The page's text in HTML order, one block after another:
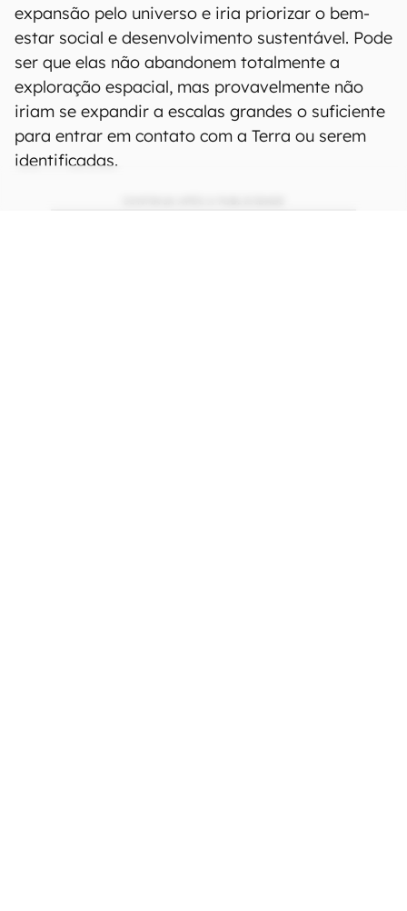
expansão pelo universo e iria priorizar o bem-
estar social e desenvolvimento sustentável. Pode
ser que elas não abandonem totalmente a
exploração espacial, mas provavelmente não
iriam se expandir a escalas grandes o suficiente
para entrar em contato com a Terra ou serem
identificadas.